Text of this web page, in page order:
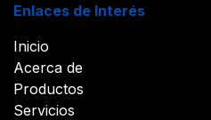
Enlaces de Interés
Inicio
Acerca de
Productos
Servicios